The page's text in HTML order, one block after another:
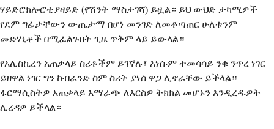
ሃይድሮክሎሮቲያዛይድ (የሽንት ማስታገሻ) ይዟል። ይህ ውህድ ታካሚዎች
የደም ግፊታቸውን ውጤታማ በሆነ መንገድ ለመቆጣጠር ሁለቱንም
መድሃኒቶች በሚፈልጉበት ጊዜ ጥቅም ላይ ይውላል።
የአሊስኪረን አጠቃላይ ስሪቶችም ይገኛሉ፣ እነሱም ተመሳሳይ ንቁ ንጥረ ነገር
ይዘዋል ነገር ግን ከብራንድ ስም ስሪት ያነሰ ዋጋ ሊኖራቸው ይችላል።
ፋርማሲስትዎ አጠቃላይ አማራጭ ለእርስዎ ትክክል መሆኑን እንዲረዱዎት
ሊረዳዎ ይችላል።